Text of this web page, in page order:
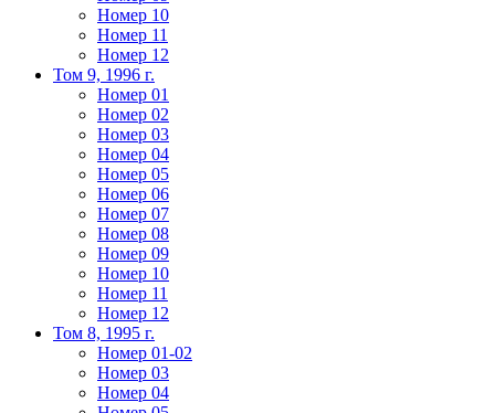
Номер 10
Номер 11
Номер 12
Том 9, 1996 г.
Номер 01
Номер 02
Номер 03
Номер 04
Номер 05
Номер 06
Номер 07
Номер 08
Номер 09
Номер 10
Номер 11
Номер 12
Том 8, 1995 г.
Номер 01-02
Номер 03
Номер 04